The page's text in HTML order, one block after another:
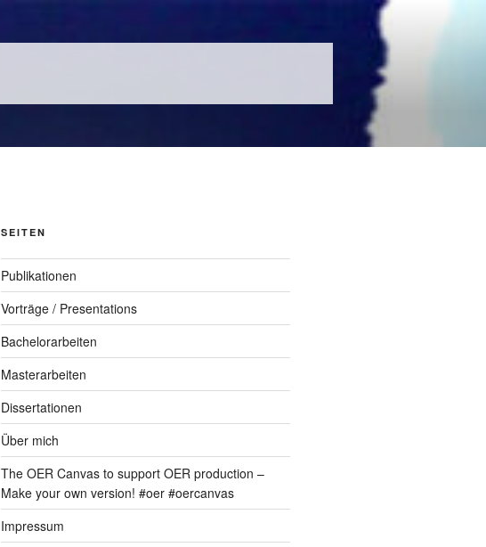
SEITEN
Publikationen
Vorträge / Presentations
Bachelorarbeiten
Masterarbeiten
Dissertationen
Über mich
The OER Canvas to support OER production –
Make your own version! #oer #oercanvas
Impressum